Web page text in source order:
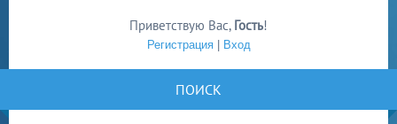
Приветствую Вас, Гость!
Регистрация| Вход
ПОИСК